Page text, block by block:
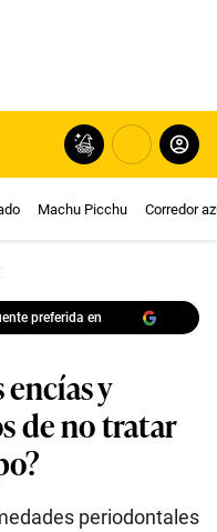
Machu Picchu Corredor
preferida en
y
de no tratar
periodontales